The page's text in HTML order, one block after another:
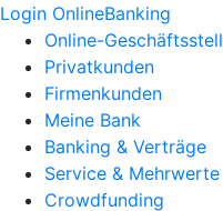
Login OnlineBanking
Online-
Privatkunden
Firmenkunden
Meine Bank
Banking & Verträge
Service & Mehrwerte
Crowdfunding